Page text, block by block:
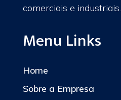
comerciais e industriais.
Menu Links
Home
Sobre a Empresa